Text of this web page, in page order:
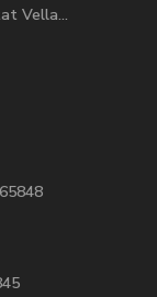
Vella...